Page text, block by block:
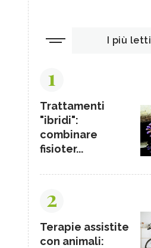
I più letti
1
Trattamenti
"ibridi":
combinare
fisioter...
2
Terapie assistite
con animali: